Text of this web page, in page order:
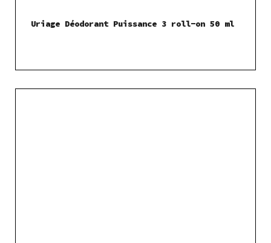
Uriage Déodorant Puissance 3 roll-on 50 ml